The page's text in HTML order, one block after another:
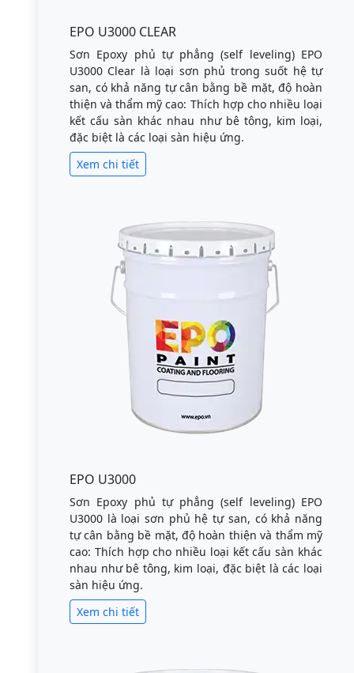
EPO U3000 CLEAR
Sơn Epoxy phủ tự phẳng (self leveling) EPO
U3000 Clear là loại sơn phủ trong suốt hệ tự
san, có khả năng tự cân bằng bề mặt, độ hoàn
thiện và thẩm mỹ cao: Thích hợp cho nhiều loại
kết cấu sàn khác nhau như bê tông, kim loại,
đặc biệt là các loại sàn hiệu ứng.
Xem chi tiết
EPO U3000
Sơn Epoxy phủ tự phẳng (self leveling) EPO
U3000 là loại sơn phủ hệ tự san, có khả năng
tự cân bằng bề mặt, độ hoàn thiện và thẩm mỹ
cao: Thích hợp cho nhiều loại kết cấu sàn khác
nhau như bê tông, kim loại, đặc biệt là các loại
sàn hiệu ứng.
Xem chi tiết